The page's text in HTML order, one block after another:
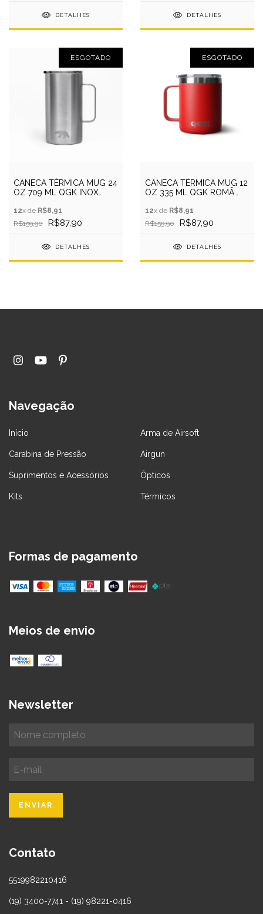
DETALHES DETALHES
ESGOTADO
CANECA TÉRMICA MUG 24
OZ 709 ML QGK INOX
12x de R$8,91
R$159,90
R$87,90
DETALHES
ESGOTADO
CANECA TÉRMICA MUG 12
OZ 335 ML QGK ROMÃ
12x de R$8,91
R$159,90
R$87,90
DETALHES
Navegação
Início Arma de Airsoft
Carabina de Pressão Airgun
Suprimentos e Acessórios Ópticos
Kits Térmicos
Formas de pagamento
Meios de envio
Newsletter
Contato
5519982210416
(19) 3400-7741 - (19) 98221-0416